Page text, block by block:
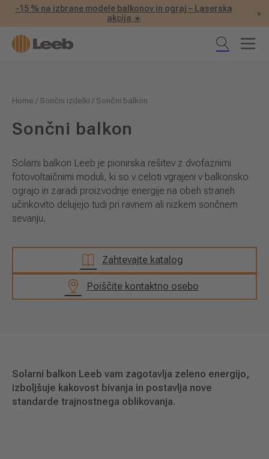
-15 % na izbrane modele balkonov in ograj – Laserska
akcija ☀️
×
Home / Sončni izdelki / Sončni balkon
Sončni balkon
Solarni balkon Leeb je pionirska rešitev z dvofaznimi
fotovoltaičnimi moduli, ki so v celoti vgrajeni v balkonsko
ograjo in zaradi proizvodnje energije na obeh straneh
učinkovito delujejo tudi pri ravnem ali nizkem sončnem
sevanju.
Zahtevajte katalog
Poiščite kontaktno osebo
Solarni balkon Leeb vam zagotavlja zeleno energijo,
izboljšuje kakovost bivanja in postavlja nove
standarde trajnostnega oblikovanja.